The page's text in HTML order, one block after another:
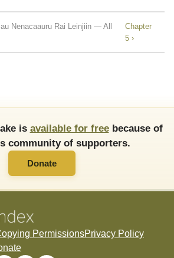
Nenacaauru Rai Leinjiin — All
Chapter
5 ›
is available for freebecause of
community of supporters.
Donate
PermissionsPrivacy Policy